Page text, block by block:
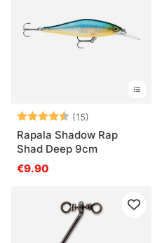
Arvio: (15)
4.5 5:sta
Rapala Shadow Rap
Shad Deep 9cm
€9.90